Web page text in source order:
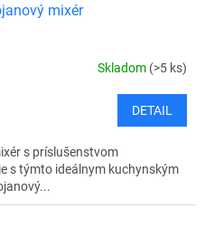
mixér
Skladom (>5 ks)
DETAIL
s príslušenstvom
s týmto ideálnym kuchynským